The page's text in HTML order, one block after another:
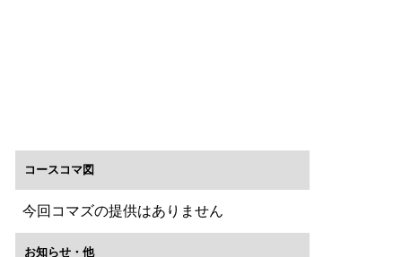
コースコマ図
今回コマズの提供はありません
お知らせ・他